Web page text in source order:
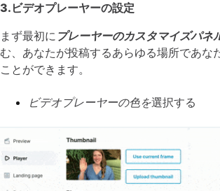
3.ビデオプレーヤーの設定
まず最初に プレーヤーのカスタマイズパネ
む、あなたが投稿するあらゆる場所であ
ことができます。
ビデオプレーヤーの色を選択する